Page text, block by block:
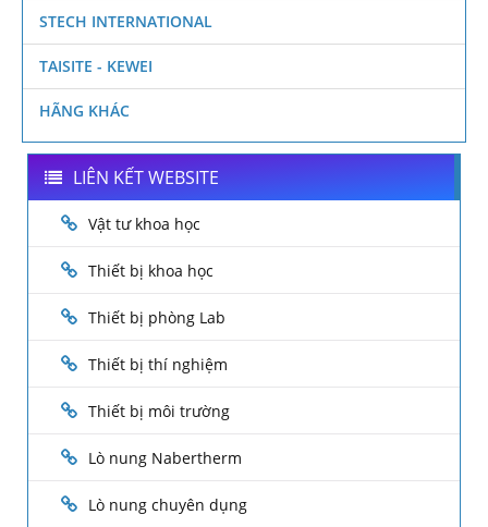
STECH INTERNATIONAL
TAISITE - KEWEI
HÃNG KHÁC
LIÊN KẾT WEBSITE
Vật tư khoa học
Thiết bị khoa học
Thiết bị phòng Lab
Thiết bị thí nghiệm
Thiết bị môi trường
Lò nung Nabertherm
Lò nung chuyên dụng